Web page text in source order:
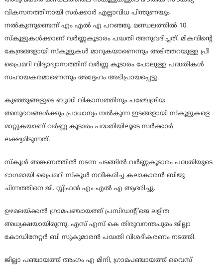
വികസനത്തിനായി സർക്കാർ എല്ലാവിധ പിന്തുണയും
നൽകുന്നുണ്ടെന്ന് എം എൽ എ പറഞ്ഞു. മണ്ഡലത്തിൽ 10
സ്കൂളുകൾക്കാണ് വർണ്ണകൂടാരം പദ്ധതി അനുവദിച്ചത്. മികവിന്റെ
കേന്ദ്രങ്ങളായി സ്കൂളുകൾ മാറുകയാണെന്നും അടിത്തറയുള്ള പ്രീ
പ്രൈമറി വിദ്യാഭ്യാസത്തിന് വർണ്ണ കൂടാരം പോലുള്ള പദ്ധതികൾ
സഹായകരമാണെന്നും അദ്ദേഹം അഭിപ്രായപ്പെട്ടു.
കുഞ്ഞുങ്ങളുടെ ബുദ്ധി വികാസത്തിനും പഞ്ചേന്ദ്രിയ
അനുഭവങ്ങൾക്കും പ്രാധാന്യം നൽകുന്ന ഇടങ്ങളായി സ്കൂളുകളെ
മാറ്റുകയാണ് വർണ്ണ കൂടാരം പദ്ധതിയിലൂടെ സർക്കാർ
ലക്ഷ്യമിടുന്നത്.
സ്കൂൾ അങ്കണത്തിൽ നടന്ന ചടങ്ങിൽ വർണ്ണകൂടാരം പദ്ധതിയുടെ
ഭാഗമായി പ്രൈമറി സ്കൂൾ നവീകരിച്ച കലാകാരൻ ബിജു
ചിന്നത്തിനെ ജി. സ്റ്റീഫൻ എം എൽ എ ആദരിച്ചു.
ഉഴമലയ്ക്കൽ ഗ്രാമപഞ്ചായത്ത് പ്രസിഡന്റ് ജെ ലളിത
അധ്യക്ഷയായിരുന്നു. എസ് എസ് കെ തിരുവനന്തപുരം ജില്ലാ
കോഡിനേറ്റർ ബി സുകുമാരൻ പദ്ധതി വിശദീകരണം നടത്തി.
ജില്ലാ പഞ്ചായത്ത് അംഗം എ മിനി, ഗ്രാമപഞ്ചായത്ത് വൈസ്